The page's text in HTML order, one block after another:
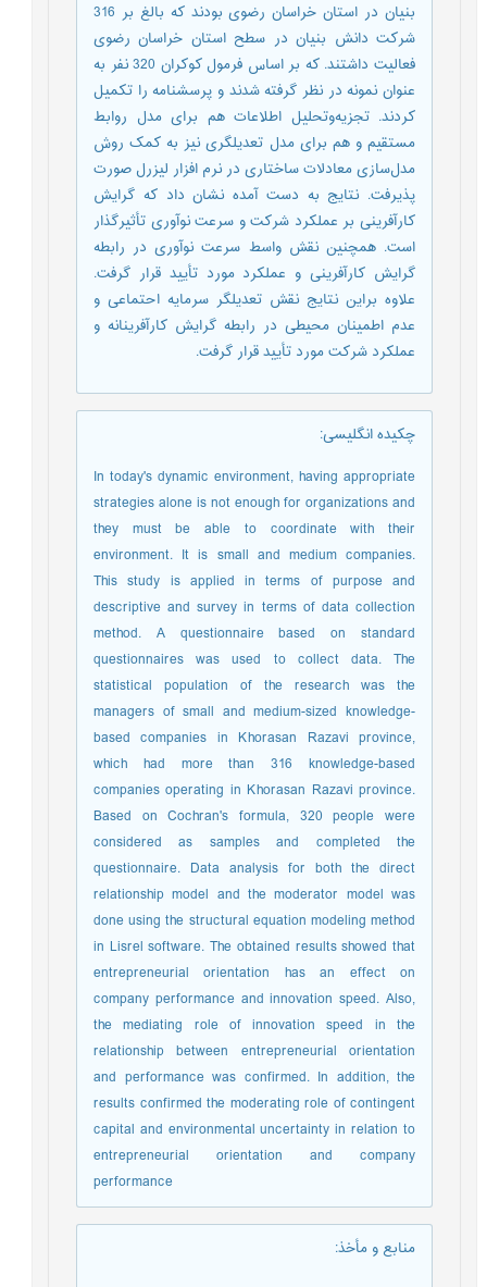
بنیان در استان خراسان رضوی بودند که بالغ بر 316
شرکت دانش بنیان در سطح استان خراسان رضوی
فعالیت داشتند. که بر اساس فرمول کوکران 320 نفر به
عنوان نمونه در نظر گرفته شدند و پرسشنامه را تکمیل
کردند. تجزیه‌وتحلیل اطلاعات هم برای مدل روابط
مستقیم و هم برای مدل تعدیلگری نیز به کمک روش
مدل‌سازی معادلات ساختاری در نرم افزار لیزرل صورت
پذیرفت. نتایج به دست آمده نشان داد که گرایش
کارآفرینی بر عملکرد شرکت و سرعت نوآوری تأثیرگذار
است. هم‎چنین نقش واسط سرعت نوآوری در رابطه
گرایش کارآفرینی و عملکرد مورد تأیید قرار گرفت.
علاوه براین نتایج نقش تعدیل‎گر سرمایه احتماعی و
عدم اطمینان محیطی در رابطه گرایش کارآفرینانه و
عملکرد شرکت مورد تأیید قرار گرفت.
چکیده انگلیسی:
In today's dynamic environment, having appropriate
strategies alone is not enough for organizations and
they must be able to coordinate with their
environment. It is small and medium companies.
This study is applied in terms of purpose and
descriptive and survey in terms of data collection
method. A questionnaire based on standard
questionnaires was used to collect data. The
statistical population of the research was the
managers of small and medium-sized knowledge-
based companies in Khorasan Razavi province,
which had more than 316 knowledge-based
companies operating in Khorasan Razavi province.
Based on Cochran's formula, 320 people were
considered as samples and completed the
questionnaire. Data analysis for both the direct
relationship model and the moderator model was
done using the structural equation modeling method
in Lisrel software. The obtained results showed that
entrepreneurial orientation has an effect on
company performance and innovation speed. Also,
the mediating role of innovation speed in the
relationship between entrepreneurial orientation
and performance was confirmed. In addition, the
results confirmed the moderating role of contingent
capital and environmental uncertainty in relation to
entrepreneurial orientation and company
performance
منابع و مأخذ: